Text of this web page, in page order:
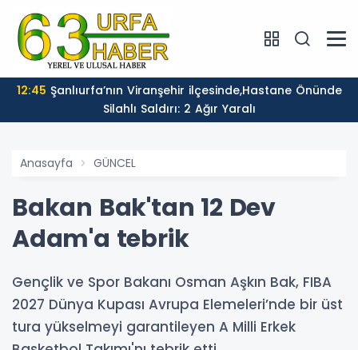
12:45
Silahlı Saldırı: 2 Ağır Yaralı
Anasayfa GÜNCEL
Bakan Bak'tan 12 Dev
Adam'a tebrik
Gençlik ve Spor Bakanı Osman Aşkın Bak, FIBA
2027 Dünya Kupası Avrupa Elemeleri’nde bir üst
tura yükselmeyi garantileyen A Milli Erkek